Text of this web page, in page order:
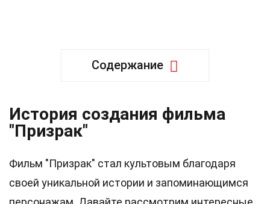
Содержание
История создания фильма
"Призрак"
Фильм "Призрак" стал культовым благодаря
своей уникальной истории и запоминающимся